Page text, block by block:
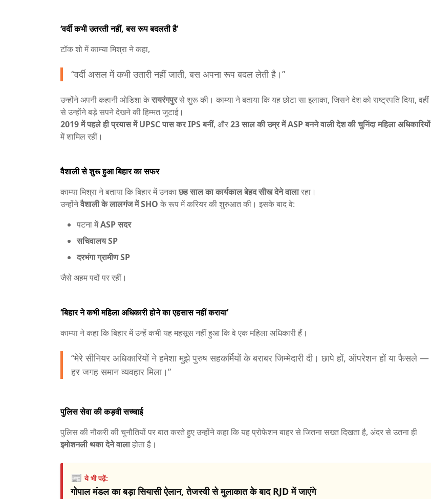
‘वर्दी कभी उतरती नहीं, बस रूप बदलती है’
टॉक शो में काम्या मिश्रा ने कहा,
“वर्दी असल में कभी उतारी नहीं जाती, बस अपना रूप बदल लेती है।”
उन्होंने अपनी कहानी ओडिशा केरायरंगपुरसे शुरू की। काम्या ने बताया कि यह छोटा सा इलाका, जिसने देश को राष्ट्रपति दिया, वहीं
से उन्होंने बड़े सपने देखने की हिम्मत जुटाई।
2019 में पहले ही प्रयास में UPSC पास कर IPS बनीं, और23 साल की उम्र में ASP बनने वाली देश की चुनिंदा महिला अधिकारियों
में शामिल रहीं।
वैशाली से शुरू हुआ बिहार का सफर
काम्या मिश्रा ने बताया कि बिहार में उनकाछह साल का कार्यकाल बेहद सीख देने वालारहा।
उन्होंनेवैशाली के लालगंज में SHO के रूप में करियर की शुरुआत की। इसके बाद वे:
पटना मेंASP सदर
सचिवालय SP
दरभंगा ग्रामीण SP
जैसे अहम पदों पर रहीं।
‘बिहार ने कभी महिला अधिकारी होने का एहसास नहीं कराया’
काम्या ने कहा कि बिहार में उन्हें कभी यह महसूस नहीं हुआ कि वे एक महिला अधिकारी हैं।
“मेरे सीनियर अधिकारियों ने हमेशा मुझे पुरुष सहकर्मियों के बराबर जिम्मेदारी दी। छापे हों, ऑपरेशन हों या फैसले —
हर जगह समान व्यवहार मिला।”
पुलिस सेवा की कड़वी सच्चाई
पुलिस की नौकरी की चुनौतियों पर बात करते हुए उन्होंने कहा कि यह प्रोफेशन बाहर से जितना सख्त दिखता है, अंदर से उतना ही
इमोशनली थका देने वालाहोता है।
📰ये भी पढ़ें:
गोपाल मंडल का बड़ा सियासी ऐलान, तेजस्वी से मुलाकात के बाद RJD में जाएंगे